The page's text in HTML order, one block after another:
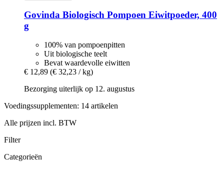
Govinda Biologisch Pompoen Eiwitpoeder, 400
g
100% van pompoenpitten
Uit biologische teelt
Bevat waardevolle eiwitten
€ 12,89 (€ 32,23 / kg)
Bezorging uiterlijk op 12. augustus
Voedingssupplementen: 14 artikelen
Alle prijzen incl. BTW
Filter
Categorieën